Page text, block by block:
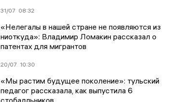
31/07 08:32
«Нелегалы в нашей стране не появляются из
ниоткуда»: Владимир Ломакин рассказал о
патентах для мигрантов
20/07 10:30
«Мы растим будущее поколение»: тульский
педагог рассказала, как выпустила 6
стобалльников